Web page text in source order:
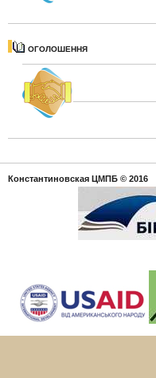
ОГОЛОШЕННЯ
Константиновская ЦМПБ © 2016